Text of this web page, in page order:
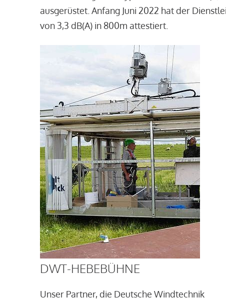
ausgerüstet. Anfang Juni 2022 hat der
von 3,3 dB(A) in 800m attestiert.
DWT-HEBEBÜHNE
Unser Partner, die Deutsche Windtechnik